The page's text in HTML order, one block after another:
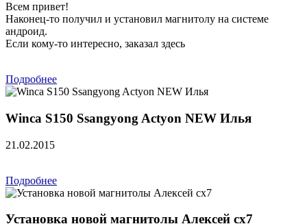
Всем привет!
Наконец-то получил и установил магнитолу на системе
андроид.
Если кому-то интересно, заказал здесь
Подробнее
Winca S150 Ssangyong Actyon NEW Илья
21.02.2015
Подробнее
Установка новой магнитолы Алексей сх7